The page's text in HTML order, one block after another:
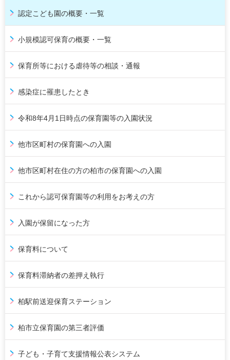
認定こども園の概要・一覧
小規模認可保育の概要・一覧
保育所等における虐待等の相談・通報
感染症に罹患したとき
令和8年4月1日時点の保育園等の入園状況
他市区町村の保育園への入園
他市区町村在住の方の柏市の保育園への入園
これから認可保育園等の利用をお考えの方
入園が保留になった方
保育料について
保育料滞納者の差押え執行
柏駅前送迎保育ステーション
柏市立保育園の第三者評価
子ども・子育て支援情報公表システム